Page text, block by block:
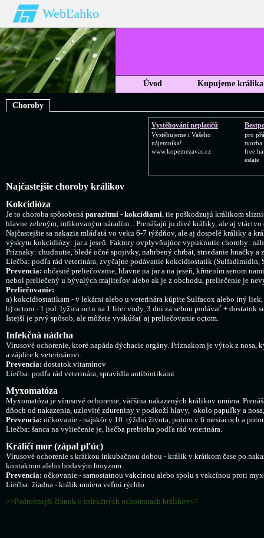
WebĽahko
Úvod Kupujeme králika
Choroby
Vystěhování neplatičů
Vystěhujeme i Vašeho
nájemníka!
www.kopemezavas.cz
pro
tvorba
free
estate
Najčastejšie choroby králikov
Kokcidióza
Je to choroba spôsobená parazitmi - kokcídiami, tie poškodzujú králikom
hlavne zeleným, infikovaným náradím... Prenášajú ju divé králiky, ale aj
Najčastejšie sa nakazia mláďatá vo veku 6-7 týždňov, ale aj dospelé králiky a
výskytu kokcidiózy: jar a jeseň. Faktory ovplyvňujúce vypuknutie choroby:
Príznaky: chudnutie, bledé očné spojivky, nahrbený chrbát, striedanie hnačky
Liečba: podľa rád veterinára, zvyčajne podávanie kokcidiostatík (Sulfadimidin,
Prevencia: občasné preliečovanie, hlavne na jar a na jeseň, kŕmením senom
nebol preliečený u bývalých majiteľov alebo ak je z obchodu, preliečenie je
Preliečovanie:
a) kokcidiostatikam - v lekárni alebo u veterinára kúpite Sulfacox alebo iný
b) octom - 1 pol. lyžica octu na 1 liter vody, 3 dni za sebou podávať + dostatok
Istejší je prvý spôsob, ale môžete vyskúšať aj preliečovanie octom.
Infekčná nádcha
Vírusové ochorenie, ktoré napáda dýchacie orgány. Príznakom je výtok z
a zájdite k veterinárovi.
Prevencia: dostatok vitamínov
Liečba: podľa rád veterinára, spravidla antibiotikami
Myxomatóza
Myxomatóza je vírusové ochorenie, väčšina nakazených králikov umiera.
dňoch od nakazenia, uzlovité zdureniny v podkoží hlavy, okolo papuľky a
Prevencia: očkovanie - najskôr v 10. týždni života, potom v 6 mesiacoch a
Liečba: šanca na vyliečenie je, liečba prebieha podľa rád veterinára.
Králičí mor (zápal pľúc)
Vírusové ochorenie s krátkou inkubačnou dobou - králik v krátkom čase po
kontaktom alebo bodavým hmyzom.
Prevencia: očkovanie - samostatnou vakcínou alebo spolu s vakcínou proti
Liečba: žiadna - králik umiera veľmi rýchlo.
>>Podrobnejší článok o infekčných ochoreniach králikov<<